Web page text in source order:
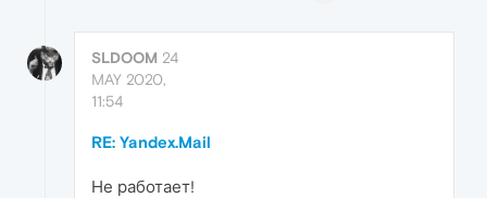
SLDOOM 24
MAY 2020,
11:54
RE: Yandex.Mail
Не работает!